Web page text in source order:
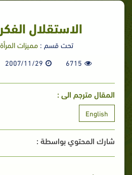
الاستقلال
تحت قسم : مميزات
6715
2007/11/29
المقال مترجم الى :
English
شارك المحتوي بواسطة :